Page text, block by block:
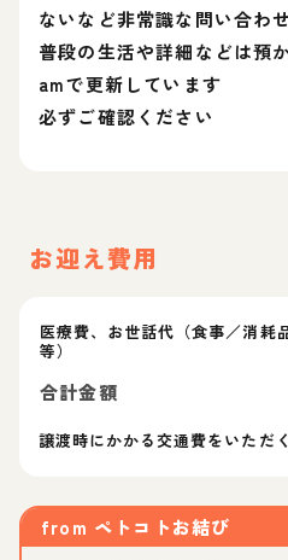
ないなど非常識な問い合わ
普段の生活や詳細などは預
amで更新しています
必ずご確認ください
お迎え費用
医療費、お世話代（食事／消耗
等）
合計金額
譲渡時にかかる交通費をいただ
from ペトコトお結び